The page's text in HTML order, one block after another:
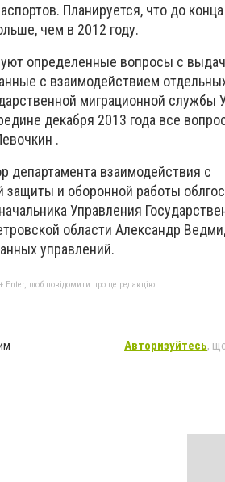
Планируется, что до
чем в 2012 году.
определенные вопросы с
с взаимодействием
миграционной
декабря 2013 года все
.
департамента взаимодействия с
защиты и оборонной работы
Управления
области Александр
управлений.
Enter, щоб повідомити про це редакцію
Авторизуйтесь,